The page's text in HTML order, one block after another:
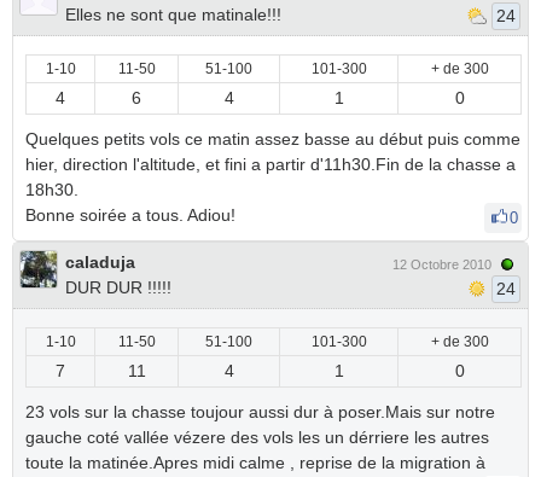
Elles ne sont que matinale!!!
24
1-10 11-50 51-100 101-300 + de 300
4 6 4 1 0
Quelques petits vols ce matin assez basse au début puis comme
hier, direction l'altitude, et fini a partir d'11h30.Fin de la chasse a
18h30.
Bonne soirée a tous. Adiou!
0
caladuja
DUR DUR !!!!!
12 Octobre 2010
24
1-10 11-50 51-100 101-300 + de 300
7 11 4 1 0
23 vols sur la chasse toujour aussi dur à poser.Mais sur notre
gauche coté vallée vézere des vols les un dérriere les autres
toute la matinée.Apres midi calme , reprise de la migration à